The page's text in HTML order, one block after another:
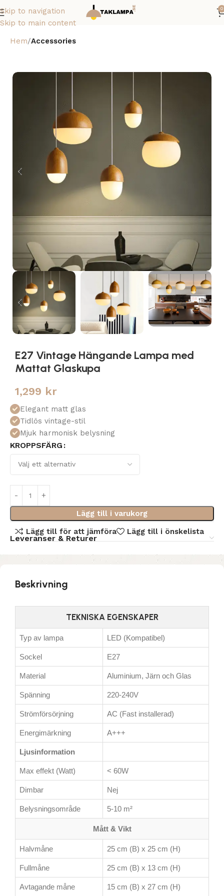
Skip to navigation
Skip to main content
0
Hem Accessories
E27 Vintage Hängande Lampa med
Mattat Glaskupa
1,299 kr
Elegant matt glas
Tidlös vintage-stil
Mjuk harmonisk belysning
KROPPSFÄRG
Lägg till i varukorg
Lägg till för att jämföra
Lägg till i önskelista
Leveranser & Returer
Beskrivning
TEKNISKA EGENSKAPER
Typ av lampa LED (Kompatibel)
Sockel E27
Material Aluminium, Järn och Glas
Spänning 220-240V
Strömförsörjning AC (Fast installerad)
Energimärkning A+++
Ljusinformation
Max effekt (Watt) < 60W
Dimbar Nej
Belysningsområde 5-10 m²
Mått & Vikt
Halvmåne 25 cm (B) x 25 cm (H)
Fullmåne 25 cm (B) x 13 cm (H)
Avtagande måne 15 cm (B) x 27 cm (H)